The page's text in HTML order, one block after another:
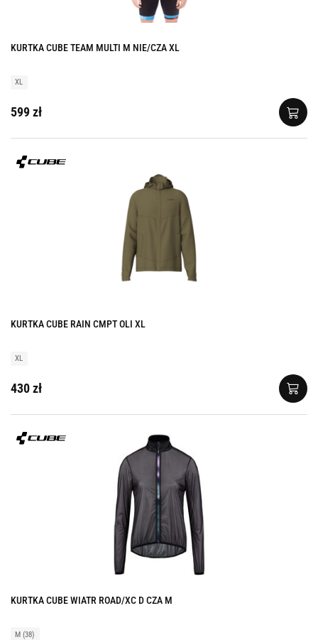
KURTKA CUBE TEAM MULTI M NIE/CZA XL
XL
599 zł
KURTKA CUBE RAIN CMPT OLI XL
XL
430 zł
KURTKA CUBE WIATR ROAD/XC D CZA M
M (38)